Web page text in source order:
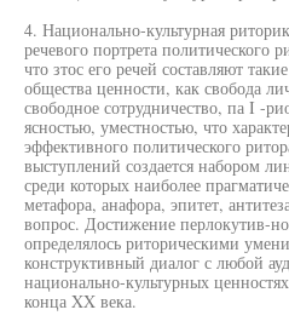
4. Национально-культурная
речевого портрета политического
что зтос его речей составляют
общества ценности, как свобода
свободное сотрудничество, па I -
ясностью, уместностью, что
эффективного политического
выступлений создается набором
среди которых наиболее
метафора, анафора, эпитет,
вопрос. Достижение перлокутив-
определялось риторическими
конструктивный диалог с любой
национально-культурных
конца XX века.